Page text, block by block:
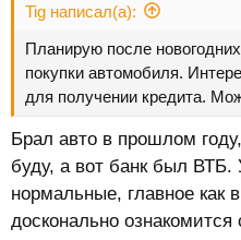
Tig написал(а):
Планирую после
покупки автомобиля.
для получении кредита.
Брал авто в прошлом
буду, а вот банк был ВТБ.
нормальные, главное как
досконально